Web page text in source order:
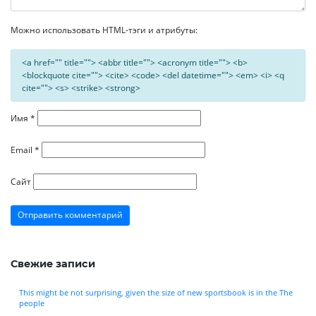
Можно использовать HTML-тэги и атрибуты:
<a href="" title=""> <abbr title=""> <acronym title=""> <b>
<blockquote cite=""> <cite> <code> <del datetime=""> <em> <i> <q
cite=""> <s> <strike> <strong>
Имя *
Email *
Сайт
Свежие записи
This might be not surprising, given the size of new sportsbook is in the The
people